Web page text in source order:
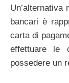
bancari è
carta di
effettuare le
possedere un